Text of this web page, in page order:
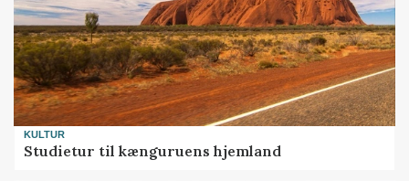
KULTUR
Studietur til kænguruens hjemland